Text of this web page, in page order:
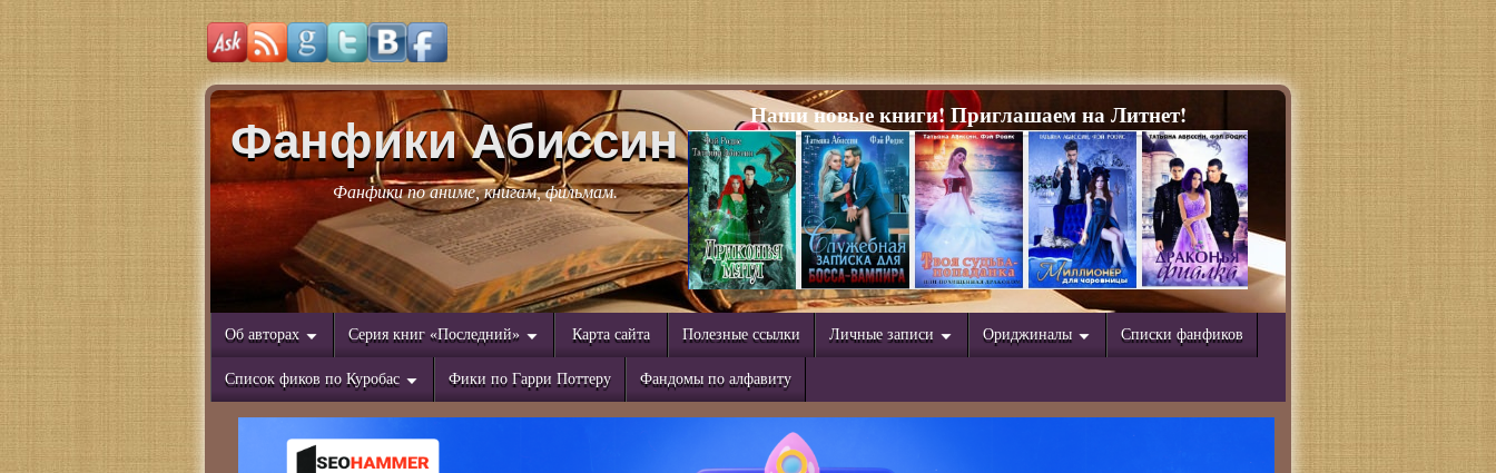
Фанфики Абиссин
Фанфики по аниме, книгам, фильмам.
Наши новые книги! Приглашаем на Литнет!
Об авторах Серия книг «Последний» Карта сайта Полезные ссылки Личные записи Ориджиналы Списки фанфиков
Список фиков по Куробас Фики по Гарри Поттеру Фандомы по алфавиту